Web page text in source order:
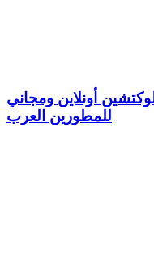
أونلاين ومجاني
للمطورين العرب